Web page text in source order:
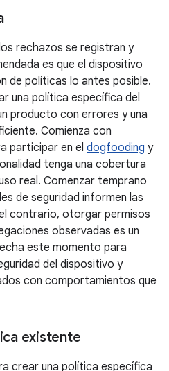
rechazos se registran y
es que el dispositivo
de políticas lo antes posible.
una política específica del
producto con errores y una
Comienza con
participar en el dogfooding y
tenga una cobertura
real. Comenzar temprano
de seguridad informen las
contrario, otorgar permisos
observadas es un
este momento para
del dispositivo y
con comportamientos que
existente
crear una política específica